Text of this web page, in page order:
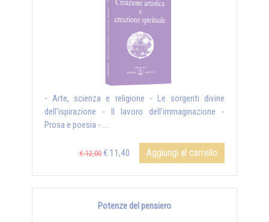
- Arte, scienza e religione - Le sorgenti divine
dell’ispirazione - Il lavoro dell’immaginazione -
Prosa e poesia - ...
€ 12,00 € 11,40 Aggiungi al carrello
Potenze del pensiero